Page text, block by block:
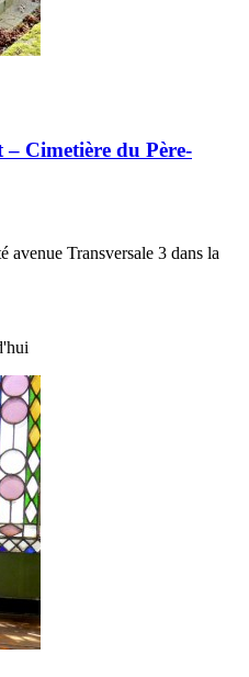
– Cimetière du Père-
avenue Transversale 3 dans la